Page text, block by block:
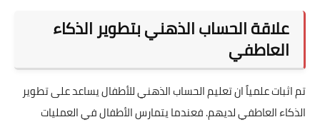
علاقة الحساب الذهني بتطوير الذكاء
العاطفي
تم اثبات علمياً ان تعليم الحساب الذهني للأطفال يساعد على تطوير
الذكاء العاطفي لديهم. فعندما يتمارس الأطفال في العمليات